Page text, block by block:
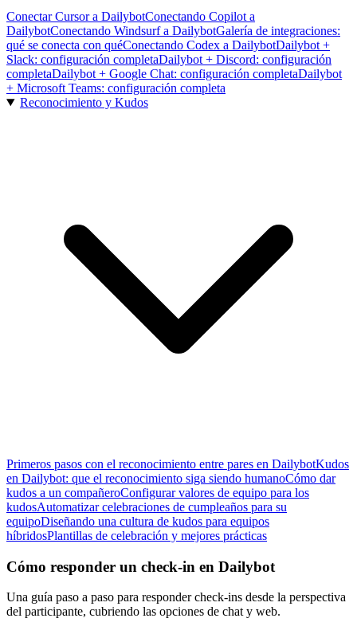
Conectar Cursor a DailybotConectando Copilot a
DailybotConectando Windsurf a DailybotGalería de integraciones:
qué se conecta con quéConectando Codex a DailybotDailybot +
Slack: configuración completaDailybot + Discord: configuración
completaDailybot + Google Chat: configuración completaDailybot
+ Microsoft Teams: configuración completa
Reconocimiento y Kudos
Primeros pasos con el reconocimiento entre pares en DailybotKudos
en Dailybot: que el reconocimiento siga siendo humanoCómo dar
kudos a un compañeroConfigurar valores de equipo para los
kudosAutomatizar celebraciones de cumpleaños para su
equipoDiseñando una cultura de kudos para equipos
híbridosPlantillas de celebración y mejores prácticas
Cómo responder un check-in en Dailybot
Una guía paso a paso para responder check-ins desde la perspectiva
del participante, cubriendo las opciones de chat y web.